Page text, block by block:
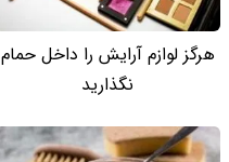
هرگز لوازم آرایش را داخل حمام
نگذارید